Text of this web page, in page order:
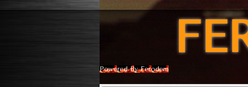
Powered By Ferodem